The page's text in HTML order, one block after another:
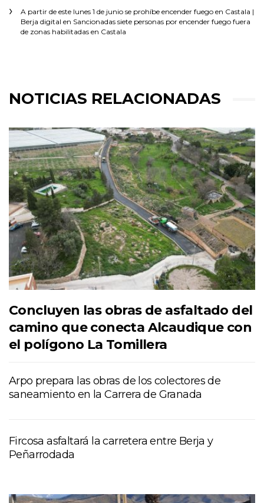
A partir de este lunes 1 de junio se prohíbe encender fuego en Castala |
Berja digital en Sancionadas siete personas por encender fuego fuera
de zonas habilitadas en Castala
NOTICIAS RELACIONADAS
Concluyen las obras de asfaltado del
camino que conecta Alcaudique con
el polígono La Tomillera
Arpo prepara las obras de los colectores de
saneamiento en la Carrera de Granada
Fircosa asfaltará la carretera entre Berja y
Peñarrodada